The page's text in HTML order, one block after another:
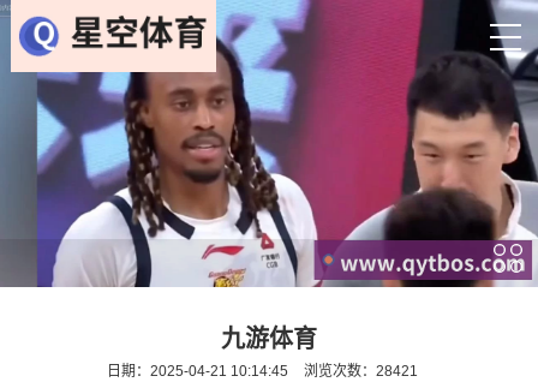
九游体育
日期：2025-04-21 10:14:45 浏览次数：28421